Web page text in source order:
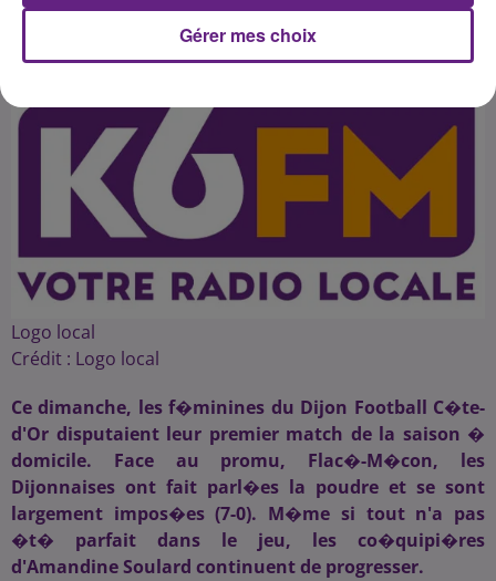
Publié : 28 septembre 2015 à 11h08 par arnaud
Logo local
Crédit : Logo local
Ce dimanche, les f�minines du Dijon Football C�te-
d'Or disputaient leur premier match de la saison �
domicile. Face au promu, Flac�-M�con, les
Dijonnaises ont fait parl�es la poudre et se sont
largement impos�es (7-0). M�me si tout n'a pas
�t� parfait dans le jeu, les co�quipi�res
d'Amandine Soulard continuent de progresser.
Gérer mes choix